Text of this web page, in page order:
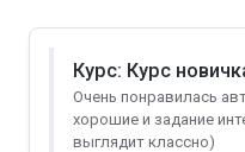
Курс: Курс
Очень понравилась
хорошие и задание
выглядит классно)